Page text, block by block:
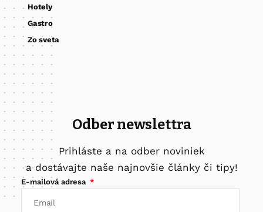
Hotely
Gastro
Zo sveta
Odber newslettra
Prihláste a na odber noviniek
a dostávajte naše najnovšie články či tipy!
E-mailová adresa